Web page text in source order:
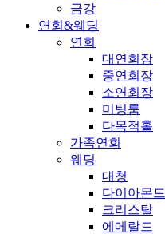
금강
연회&웨딩
연회
대연회장
중연회장
소연회장
미팅룸
다목적홀
가족연회
웨딩
대청
다이아몬드
크리스탈
에메랄드